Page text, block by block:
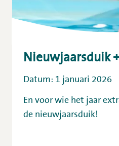
Nieuwjaarsduik
Datum: 1 januari 2026
En voor wie het jaar
de nieuwjaarsduik!